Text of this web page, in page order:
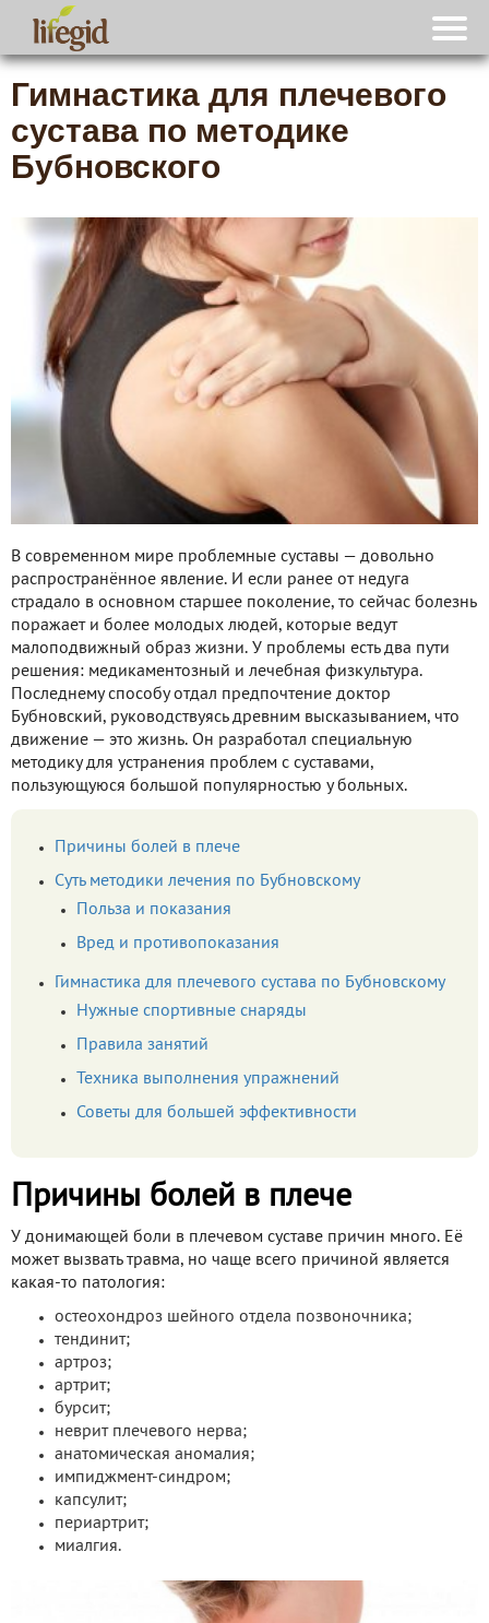
Гимнастика для плечевого
сустава по методике
Бубновского
В современном мире проблемные суставы — довольно
распространённое явление. И если ранее от недуга
страдало в основном старшее поколение, то сейчас болезнь
поражает и более молодых людей, которые ведут
малоподвижный образ жизни. У проблемы есть два пути
решения: медикаментозный и лечебная физкультура.
Последнему способу отдал предпочтение доктор
Бубновский, руководствуясь древним высказыванием, что
движение — это жизнь. Он разработал специальную
методику для устранения проблем с суставами,
пользующуюся большой популярностью у больных.
Причины болей в плече
Суть методики лечения по Бубновскому
Польза и показания
Вред и противопоказания
Гимнастика для плечевого сустава по Бубновскому
Нужные спортивные снаряды
Правила занятий
Техника выполнения упражнений
Советы для большей эффективности
Причины болей в плече
У донимающей боли в плечевом суставе причин много. Её
может вызвать травма, но чаще всего причиной является
какая-то патология:
остеохондроз шейного отдела позвоночника;
тендинит;
артроз;
артрит;
бурсит;
неврит плечевого нерва;
анатомическая аномалия;
импиджмент-синдром;
капсулит;
периартрит;
миалгия.